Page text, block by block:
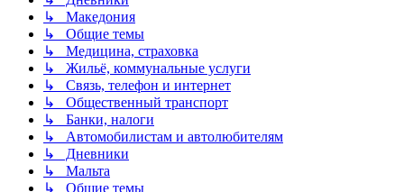
↳ Македония
↳ Общие темы
↳ Медицина, страховка
↳ Жильё, коммунальные услуги
↳ Связь, телефон и интернет
↳ Общественный транспорт
↳ Банки, налоги
↳ Автомобилистам и автолюбителям
↳ Дневники
↳ Мальта
↳ Общие темы